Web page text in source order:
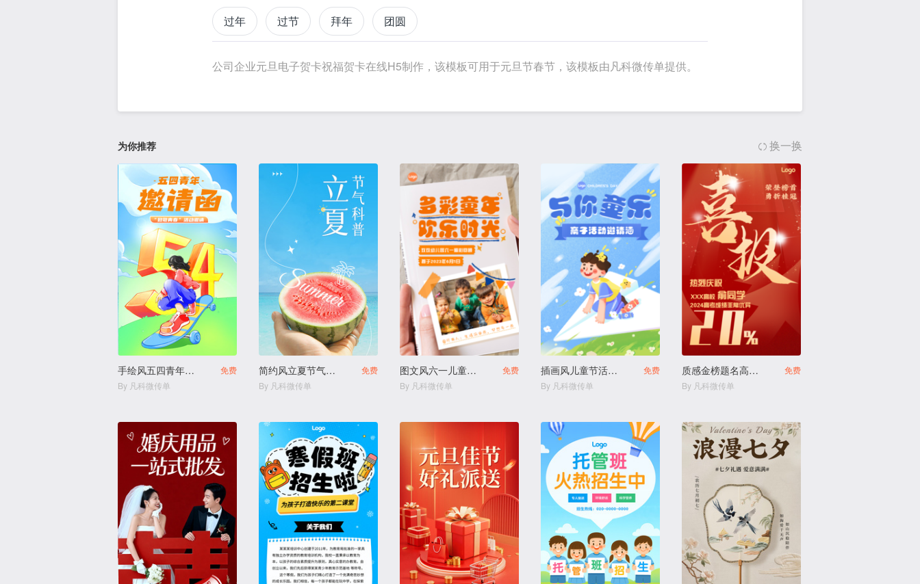
过年 过节 拜年 团圆
公司企业元旦电子贺卡祝福贺卡在线H5制作，该模板可用于元旦节春节，该模板由凡科微传单提供。
为你推荐 换一换
手绘风五四青年节活动
免费
By 凡科微传单
简约风立夏节气科普
免费
By 凡科微传单
图文风六一儿童节纪念相册
免费
By 凡科微传单
插画风儿童节活动邀请函
免费
By 凡科微传单
质感金榜题名高考喜报
免费
By 凡科微传单